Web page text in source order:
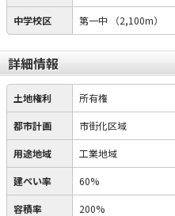
中学校区 第一中 （2,100m）
詳細情報
土地権利 所有権
都市計画 市街化区域
用途地域 工業地域
建ぺい率 60%
容積率 200%